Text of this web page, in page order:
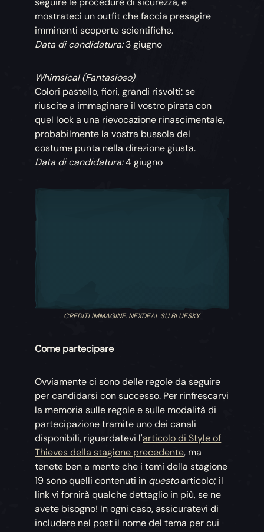
mostrateci un outfit che faccia presagire
imminenti scoperte scientifiche.
Data di candidatura:3 giugno
Whimsical (Fantasioso)
Colori pastello, fiori, grandi risvolti: se
riuscite a immaginare il vostro pirata con
quel look a una rievocazione rinascimentale,
probabilmente la vostra bussola del
costume punta nella direzione giusta.
Data di candidatura:4 giugno
CREDITI IMMAGINE: NEXDEAL SU BLUESKY
Come partecipare
Ovviamente ci sono delle regole da seguire
per candidarsi con successo. Per rinfrescarvi
la memoria sulle regole e sulle modalità di
partecipazione tramite uno dei canali
disponibili, riguardatevi l'articolo di Style of
Thieves della stagione precedente, ma
tenete ben a mente che i temi della stagione
19 sono quelli contenuti in questoarticolo; il
link vi fornirà qualche dettaglio in più, se ne
avete bisogno! In ogni caso, assicuratevi di
includere nel post il nome del tema per cui